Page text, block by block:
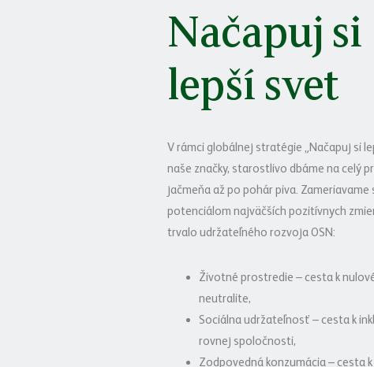
Načapuj si
lepší svet
V rámci globálnej stratégie „Načapuj si
naše značky, starostlivo dbáme na celý
jačmeňa až po pohár piva.
potenciálom najväčších pozitívnych
trvalo udržateľného rozvoja OSN:
Životné prostredie – cesta k
neutralite,
Sociálna udržateľnosť – cesta k
rovnej spoločnosti,
Zodpovedná konzumácia – cesta